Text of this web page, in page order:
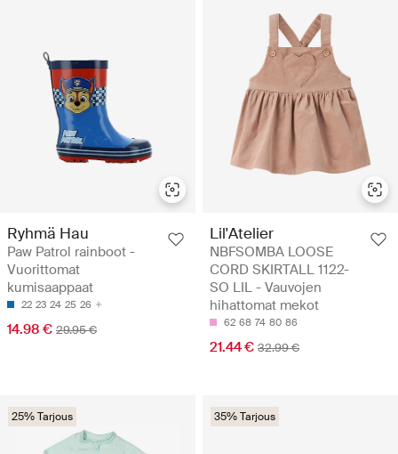
Ryhmä Hau
Paw Patrol rainboot -
Vuorittomat
kumisaappaat
22 23 24 25 26
14.98 € 29.95 €
Lil'Atelier
NBFSOMBA LOOSE
CORD SKIRTALL 1122-
SO LIL - Vauvojen
hihattomat mekot
62 68 74 80 86
21.44 € 32.99 €
25% Tarjous 35% Tarjous